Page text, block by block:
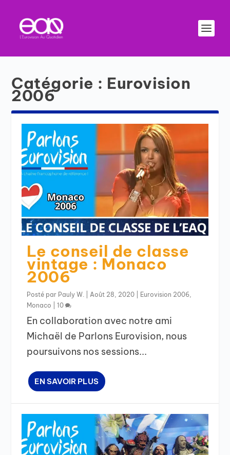
Catégorie : Eurovision
2006
Le conseil de classe
vintage : Monaco
2006
Posté par Pauly W. Août 28, 2020 Eurovision 2006
Monaco |10
En collaboration avec notre ami
Michaël de Parlons Eurovision, nous
poursuivons nos sessions...
EN SAVOIR PLUS